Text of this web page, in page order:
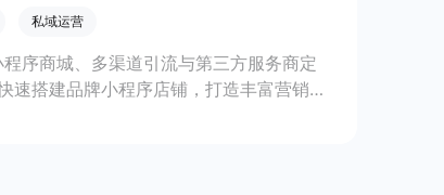
私域运营
序商城、多渠道引流与第三方服务商定
速搭建品牌小程序店铺，打造丰富营销与